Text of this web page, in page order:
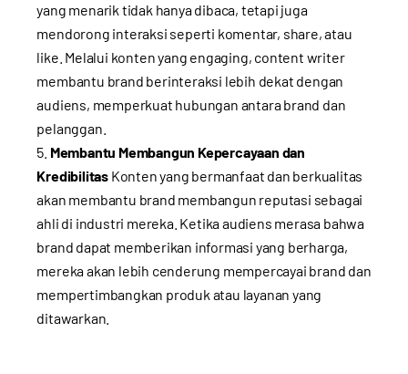
yang menarik tidak hanya dibaca, tetapi juga
mendorong interaksi seperti komentar, share, atau
like. Melalui konten yang engaging, content writer
membantu brand berinteraksi lebih dekat dengan
audiens, memperkuat hubungan antara brand dan
pelanggan.
Membantu Membangun Kepercayaan dan
KredibilitasKonten yang bermanfaat dan berkualitas
akan membantu brand membangun reputasi sebagai
ahli di industri mereka. Ketika audiens merasa bahwa
brand dapat memberikan informasi yang berharga,
mereka akan lebih cenderung mempercayai brand dan
mempertimbangkan produk atau layanan yang
ditawarkan.